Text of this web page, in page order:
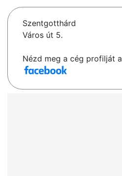
Szentgotthárd
Város út 5.
Nézd meg a cég profilját a